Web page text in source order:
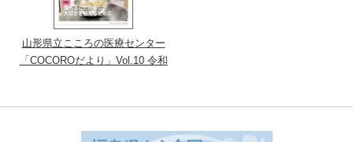
山形県立こころの医療センター
「COCOROだより」Vol.10 令和